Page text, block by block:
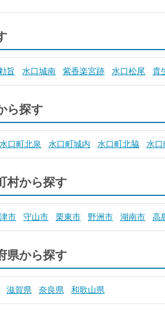
旨 水口城南 紫香楽宮跡 水口松尾 貴
ら探す
水口町北泉 水口町城内 水口町北脇 水口
村から探す
市 守山市 栗東市 野洲市 湖南市 高
県から探す
滋賀県 奈良県 和歌山県